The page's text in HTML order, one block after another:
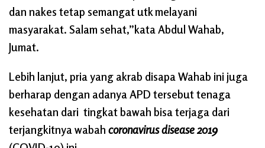
dan nakes tetap semangat utk melayani
masyarakat. Salam sehat,”kata Abdul Wahab,
Jumat.
Lebih lanjut, pria yang akrab disapa Wahab ini juga
berharap dengan adanya APD tersebut tenaga
kesehatan dari tingkat bawah bisa terjaga dari
terjangkitnya wabah coronavirus disease 2019